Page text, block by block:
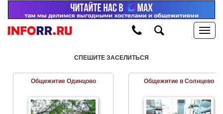
СПЕШИТЕ ЗАСЕЛИТЬСЯ
Общежитие Одинцово Общежитие в Солнцево